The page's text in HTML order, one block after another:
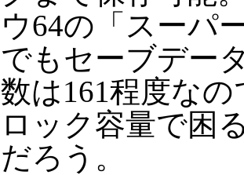
ウ64の「スーパ
でもセーブデー
数は161程度な
ロック容量で困
だろう。